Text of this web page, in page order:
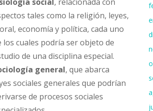
tales como la religión, leyes,
economía y política, cada uno
los cuales podría ser objeto de
de una disciplina especial.
general, que abarca
sociales generales que podrían
de procesos sociales